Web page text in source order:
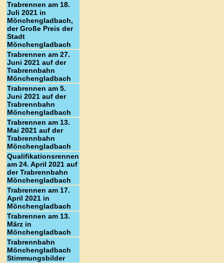
Trabrennen am 18.
Juli 2021 in
Mönchengladbach,
der Große Preis der
Stadt
Mönchengladbach
Trabrennen am 27.
Juni 2021 auf der
Trabrennbahn
Mönchengladbach
Trabrennen am 5.
Juni 2021 auf der
Trabrennbahn
Mönchengladbach
Trabrennen am 13.
Mai 2021 auf der
Trabrennbahn
Mönchengladbach
Qualifikationsrennen
am 24. April 2021 auf
der Trabrennbahn
Mönchengladbach
Trabrennen am 17.
April 2021 in
Mönchengladbach
Trabrennen am 13.
März in
Mönchengladbach
Trabrennbahn
Mönchengladbach
Stimmungsbilder